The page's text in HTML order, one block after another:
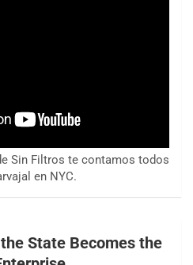
Sin Filtros te contamos todos
en NYC.
State Becomes the